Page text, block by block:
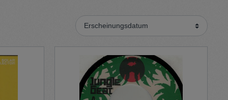
Sweater
Cardigan
Schale